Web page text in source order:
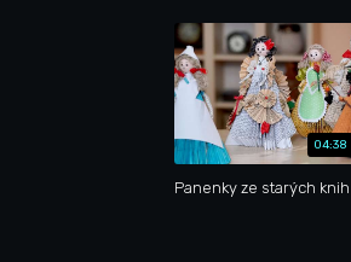
04:38
Panenky ze starých knih